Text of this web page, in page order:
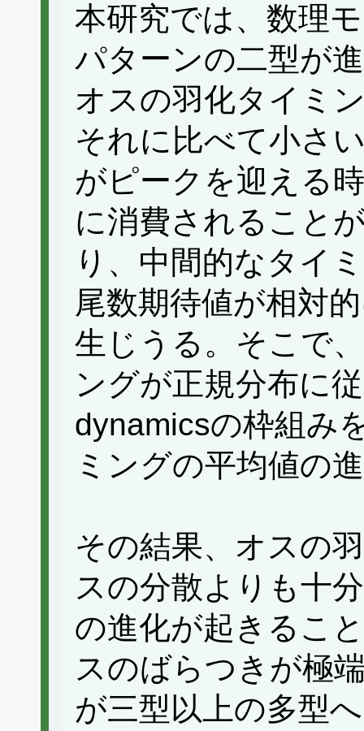
本研究では、数理
パターンの二型が
オスの羽化タイミ
それに比べて小さ
がピークを迎える
に消費されること
り、中間的なタイ
尾数期待値が相対
生じうる。そこで
ングが正規分布に
dynamicsの枠組み
ミングの平均値の
その結果、オスの
スの分散よりも十
の進化が起きるこ
スのばらつきが極
が三型以上の多型